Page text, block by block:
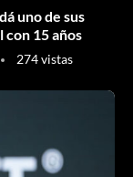
uno de sus
15 años
274vistas